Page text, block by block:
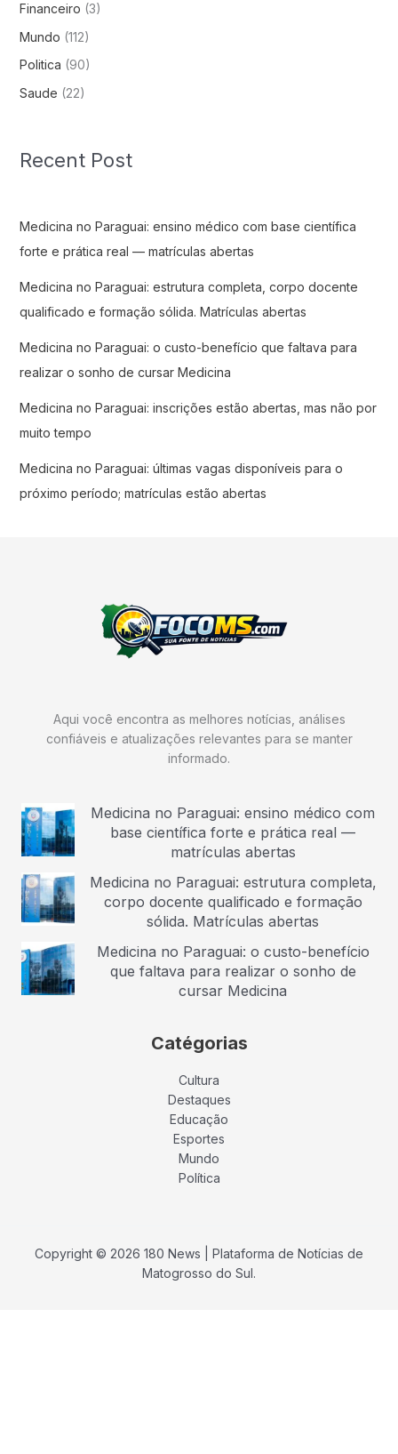
Financeiro (3)
Mundo (112)
Politica (90)
Saude (22)
Recent Post
Medicina no Paraguai: ensino médico com base científica
forte e prática real — matrículas abertas
Medicina no Paraguai: estrutura completa, corpo docente
qualificado e formação sólida. Matrículas abertas
Medicina no Paraguai: o custo-benefício que faltava para
realizar o sonho de cursar Medicina
Medicina no Paraguai: inscrições estão abertas, mas não por
muito tempo
Medicina no Paraguai: últimas vagas disponíveis para o
próximo período; matrículas estão abertas
Aqui você encontra as melhores notícias, análises
confiáveis e atualizações relevantes para se manter
informado.
Medicina no Paraguai: ensino médico com
base científica forte e prática real —
matrículas abertas
Medicina no Paraguai: estrutura completa,
corpo docente qualificado e formação
sólida. Matrículas abertas
Medicina no Paraguai: o custo-benefício
que faltava para realizar o sonho de
cursar Medicina
Catégorias
Cultura
Destaques
Educação
Esportes
Mundo
Política
Copyright © 2026 180 News | Plataforma de Notícias de
Matogrosso do Sul.